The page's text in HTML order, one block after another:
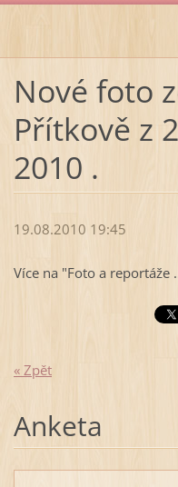
Nové foto
Přítkově z
2010 .
19.08.2010 19:45
Více na "Foto a reportáže
« Zpět
Anketa